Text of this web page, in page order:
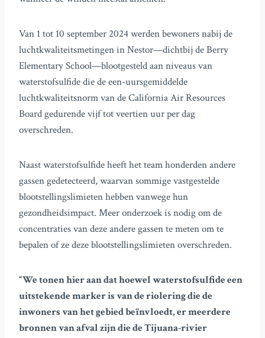
Van 1 tot 10 september 2024 werden bewoners nabij de
luchtkwaliteitsmetingen in Nestor—dichtbij de Berry
Elementary School—blootgesteld aan niveaus van
waterstofsulfide die de een-uursgemiddelde
luchtkwaliteitsnorm van de California Air Resources
Board gedurende vijf tot veertien uur per dag
overschreden.
Naast waterstofsulfide heeft het team honderden andere
gassen gedetecteerd, waarvan sommige vastgestelde
blootstellingslimieten hebben vanwege hun
gezondheidsimpact. Meer onderzoek is nodig om de
concentraties van deze andere gassen te meten om te
bepalen of ze deze blootstellingslimieten overschreden.
“We tonen hier aan dat hoewel waterstofsulfide een
uitstekende marker is van de riolering die de
inwoners van het gebied beïnvloedt, er meerdere
bronnen van afval zijn die de Tijuana-rivier